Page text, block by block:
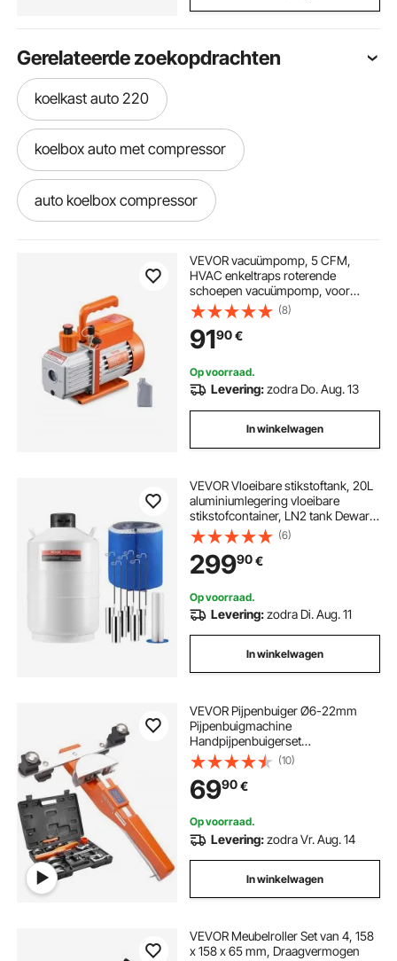
Gerelateerde zoekopdrachten
koelkast auto 220
koelbox auto met compressor
auto koelbox compressor
compressor voor de auto
compressor op auto compressor in auto
auto compressor met
koeling compressor auto
compressore auto vriezer voor in de auto
vriezer auto auto pa system
auto alarm systemen vriezer voor auto
VEVOR vacuümpomp, 5 CFM,
HVAC enkeltraps roterende
schoepen vacuümpomp, voor
R134a R22 R410a systemen, Auto
AC vacuümpomp kit met oliefles,
voor auto airconditioning
onderhoud en hars ontgassing
(8)
9190€
Op voorraad.
Levering:zodra Do. Aug. 13
In winkelwagen
VEVOR Vloeibare stikstoftank, 20L
aluminiumlegering vloeibare
stikstofcontainer, LN2 tank Dewar
met 6 bussen en draagtas met
banden, cryogene tank voor de
schoonheidsindustrie,
spermaconservering,
wetenschappelijke
(6)
29990€
Op voorraad.
Levering:zodra Di. Aug. 11
In winkelwagen
VEVOR Pijpenbuiger Ø6-22mm
Pijpenbuigmachine
Handpijpenbuigerset
Pijpenbuigapparaat Vooruit en
achteruit tot 90° + Pijpensnijder
voor airconditioning,
koelsystemen,
auto-/hydraulische/pneumatische
systemen
(10)
6990€
Op voorraad.
Levering:zodra Vr. Aug. 14
In winkelwagen
VEVOR Meubelroller Set van 4, 158
x 158 x 65 mm, Draagvermogen